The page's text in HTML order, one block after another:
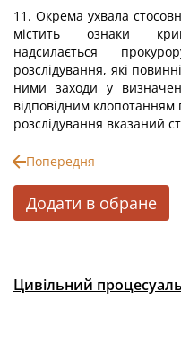
11. Окрема ухвала
містить ознаки
надсилається
розслідування, які
ними заходи у
відповідним клопотанням
розслідування вказаний
Попередня
Додати в обране
Цивільний